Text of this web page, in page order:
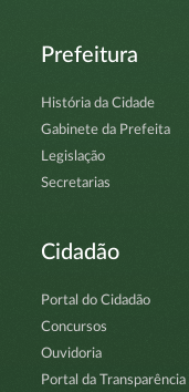
Prefeitura
História da Cidade
Gabinete da Prefeita
Legislação
Secretarias
Cidadão
Portal do Cidadão
Concursos
Ouvidoria
Portal da Transparência